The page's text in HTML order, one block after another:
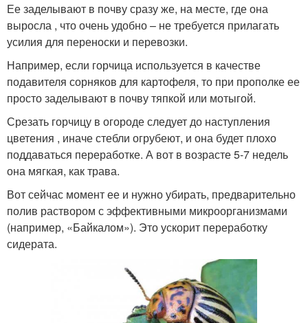
Ее заделывают в почву сразу же, на месте, где она
выросла , что очень удобно – не требуется прилагать
усилия для переноски и перевозки.
Например, если горчица используется в качестве
подавителя сорняков для картофеля, то при прополке ее
просто заделывают в почву тяпкой или мотыгой.
Срезать горчицу в огороде следует до наступления
цветения , иначе стебли огрубеют, и она будет плохо
поддаваться переработке. А вот в возрасте 5-7 недель
она мягкая, как трава.
Вот сейчас момент ее и нужно убирать, предварительно
полив раствором с эффективными микроорганизмами
(например, «Байкалом»). Это ускорит переработку
сидерата.